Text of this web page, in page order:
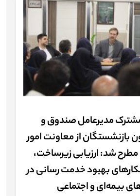
مشترک مدیرعامل صندوق و
بازنشستگان از معاونت امور
شد: ارزیابی زیرساخت‌،
بهبود خدمت رسانی در
بیمه‌ای و اجتماعی